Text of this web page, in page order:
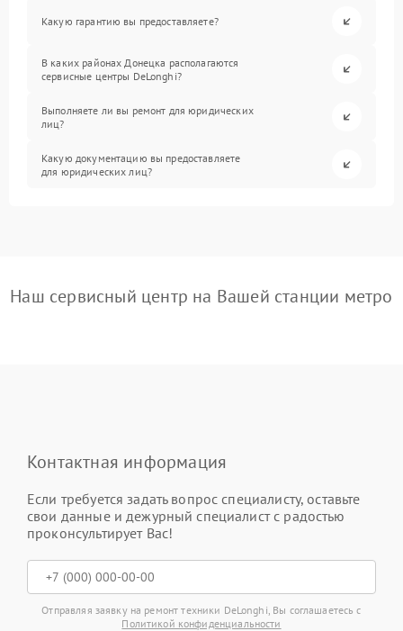
Какую гарантию вы предоставляете?
В каких районах Донецка располагаются
сервисные центры DeLonghi?
Выполняете ли вы ремонт для юридических
лиц?
Какую документацию вы предоставляете
для юридических лиц?
Наш сервисный центр на Вашей станции метро
Контактная информация
Если требуется задать вопрос специалисту, оставьте
свои данные и дежурный специалист с радостью
проконсультирует Вас!
Отправляя заявку на ремонт техники DeLonghi, Вы соглашаетесь с
Политикой конфиденциальности